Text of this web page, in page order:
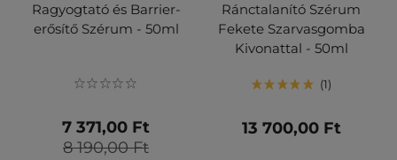
Ragyogtató és Barrier-
erősítő Szérum - 50ml
8 190,00 Ft
7 371,00 Ft
Ránctalanító Szérum
Fekete Szarvasgomba
Kivonattal - 50ml
1
13 700,00 Ft